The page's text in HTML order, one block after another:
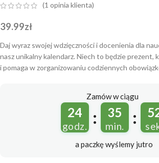
(1 opinia klienta)
39.99zł
Daj wyraz swojej wdzięczności i docenienia dla
nasz unikalny kalendarz. Niech to będzie prezent,
i pomaga w zorganizowaniu codziennych
Zamów w ciągu
24
godz. : 35
min. :
a paczkę wyślemy jutro